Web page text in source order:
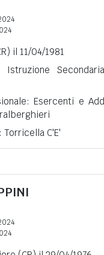
il 11/04/1981
Esercenti e
C'E'